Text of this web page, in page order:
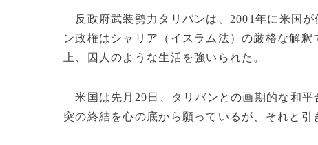
反政府武装勢力タリバンは、2001年に米国
ン政権はシャリア（イスラム法）の厳格な解
上、囚人のような生活を強いられた。
米国は先月29日、タリバンとの画期的な和
突の終結を心の底から願っているが、それと